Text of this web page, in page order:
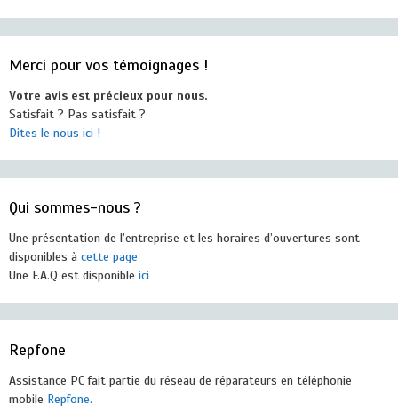
Merci pour vos témoignages !
Votre avis est précieux pour nous.
Satisfait ? Pas satisfait ?
Dites le nous ici !
Qui sommes-nous ?
Une présentation de l’entreprise et les horaires d’ouvertures sont
disponibles à cette page
Une F.A.Q est disponible ici
Repfone
Assistance PC fait partie du réseau de réparateurs en téléphonie
mobile Repfone.